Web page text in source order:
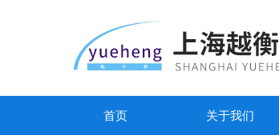
首页 关于我们